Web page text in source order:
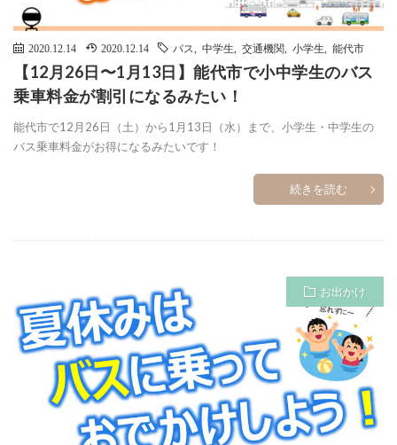
2020.12.14 2020.12.14 バス 中学生 交通機関 小学生 能代市
【12月26日〜1月13日】能代市で小中学生のバス
乗車料金が割引になるみたい！
能代市で12月26日（土）から1月13日（水）まで、小学生・中学生の
バス乗車料金がお得になるみたいです！
続きを読む
お出かけ